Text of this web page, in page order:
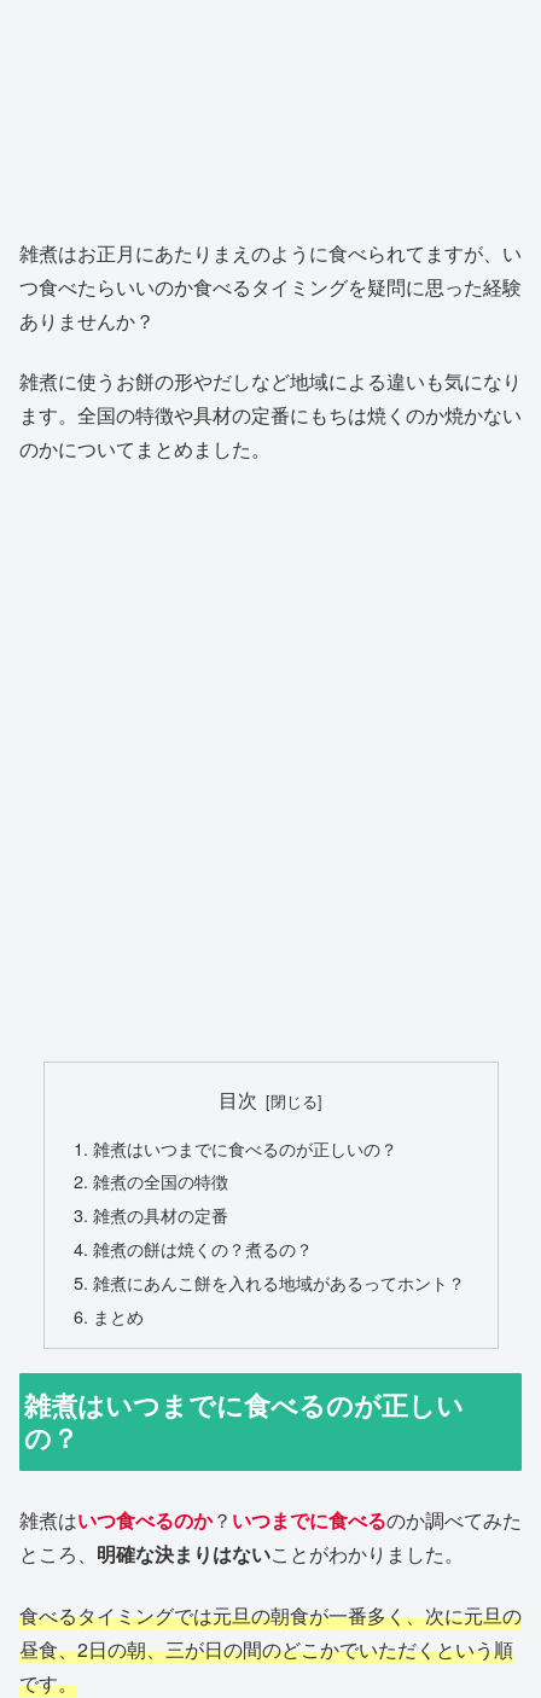
雑煮はお正月にあたりまえのように食べられてますが、い
つ食べたらいいのか食べるタイミングを疑問に思った経験
ありませんか？
雑煮に使うお餅の形やだしなど地域による違いも気になり
ます。全国の特徴や具材の定番にもちは焼くのか焼かない
のかについてまとめました。
目次
雑煮はいつまでに食べるのが正しいの？
雑煮の全国の特徴
雑煮の具材の定番
雑煮の餅は焼くの？煮るの？
雑煮にあんこ餅を入れる地域があるってホント？
まとめ
雑煮はいつまでに食べるのが正しい
の？
雑煮はいつ食べるのか？ いつまでに食べるのか調べてみた
ところ、 明確な決まりはないことがわかりました。
食べるタイミングでは元旦の朝食が一番多く、次に元旦の
昼食、2日の朝、三が日の間のどこかでいただくという順
です。